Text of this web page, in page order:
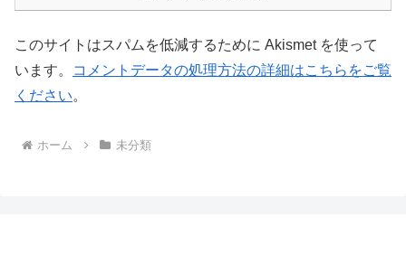
このサイトはスパムを低減するために Akismet を使って
います。
コメントデータの処理方法の詳細はこちらをご覧
ください。
ホーム 未分類